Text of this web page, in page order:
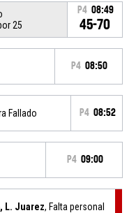
25
P4 08:49
45-70
P4 08:50
Fallado P4 08:52
P4 09:00
L. Juarez, Falta personal